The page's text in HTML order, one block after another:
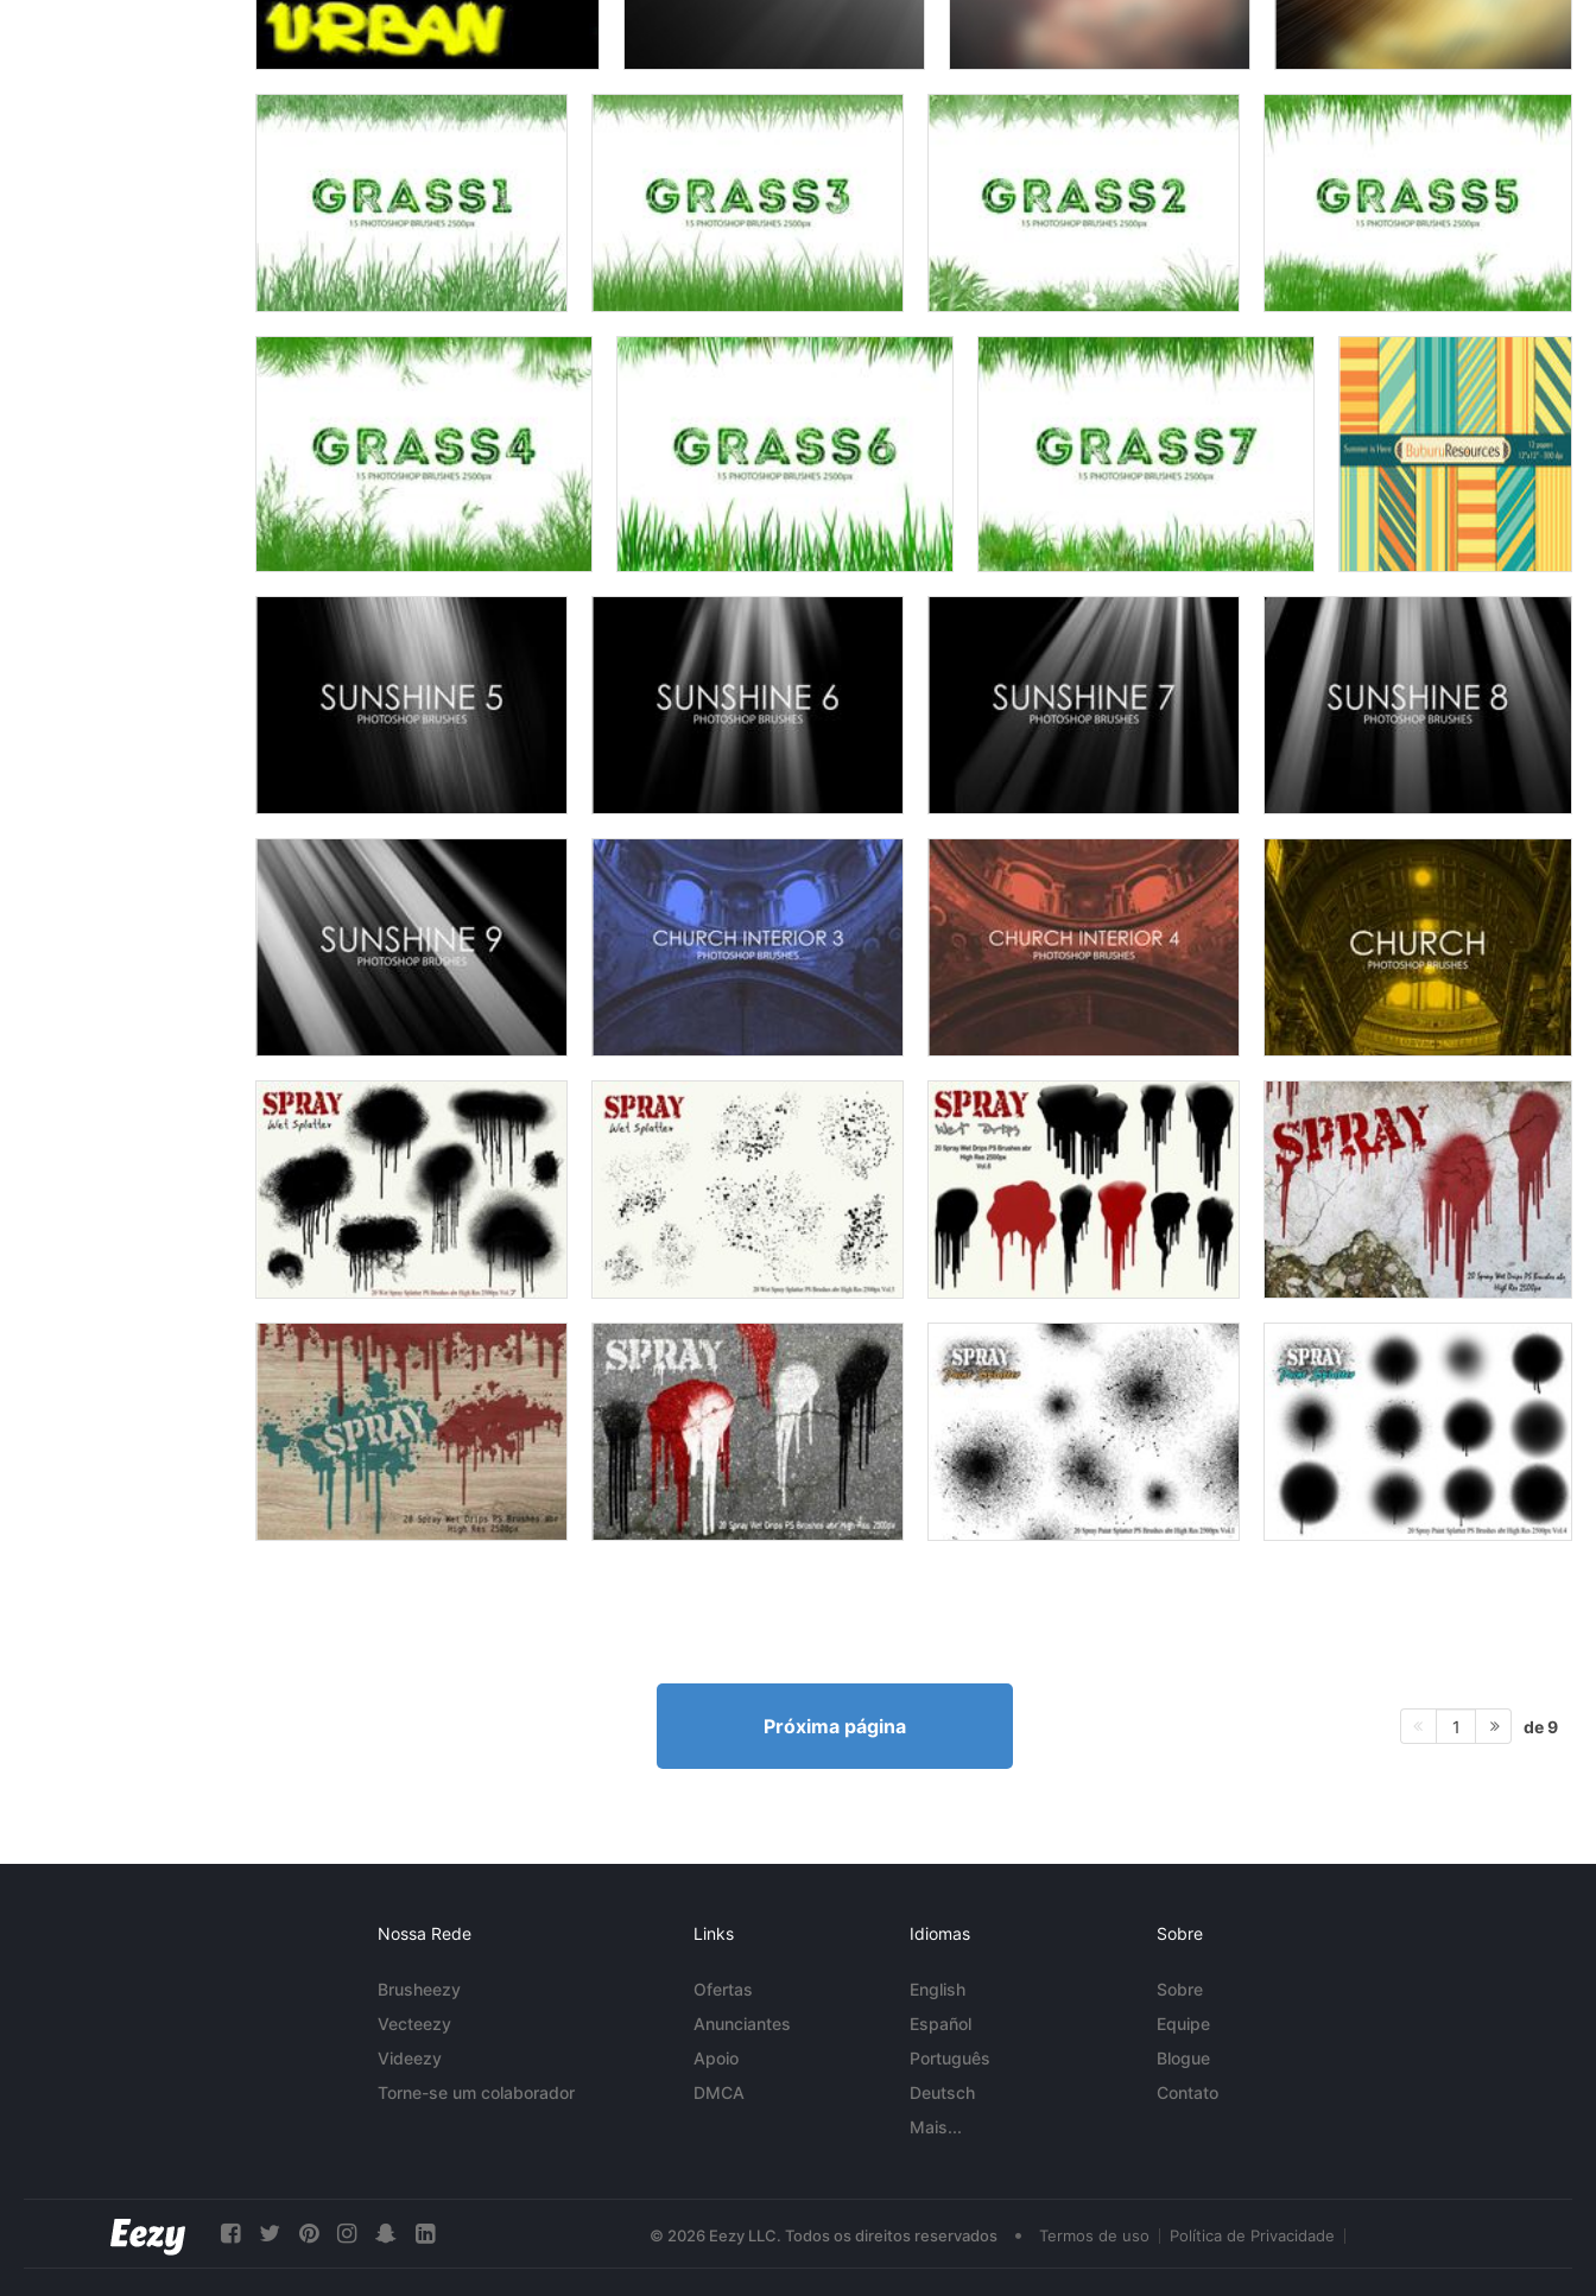
Próxima página 1 de 9
Nossa Rede
Brusheezy
Vecteezy
Videezy
Torne-se um colaborador
Links
Ofertas
Anunciantes
Apoio
DMCA
Idiomas
English
Español
Português
Deutsch
Mais...
Sobre
Sobre
Equipe
Blogue
Contato
© 2026 Eezy LLC. Todos os direitos reservados • Termos de uso Política de Privacidade